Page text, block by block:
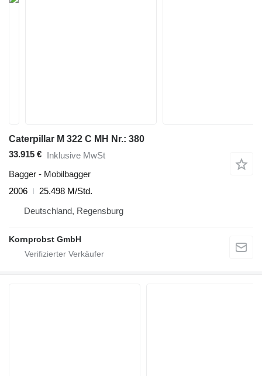
Caterpillar M 322 C MH Nr.: 380
33.915 € Inklusive MwSt
Bagger - Mobilbagger
2006
25.498 M/Std.
Deutschland, Regensburg
Kornprobst GmbH